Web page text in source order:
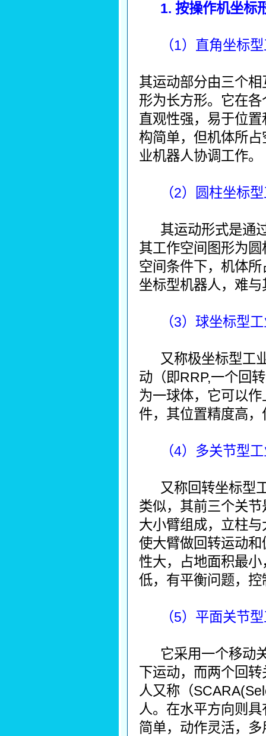
1. 按操作机坐标
（1）直角坐标
其运动部分由三个
形为长方形。它在
直观性强，易于位
构简单，但机体所
业机器人协调工作。
（2）圆柱坐标
其运动形式是通
其工作空间图形为
空间条件下，机体
坐标型机器人，难
（3）球坐标型
又称极坐标型工
动（即RRP,一个回
为一球体，它可以
件，其位置精度高
（4）多关节型
又称回转坐标型
类似，其前三个关
大小臂组成，立柱
使大臂做回转运动
性大，占地面积最
低，有平衡问题，
（5）平面关节
它采用一个移动
下运动，而两个回
人又称（
人。在水平方向则
简单，动作灵活，